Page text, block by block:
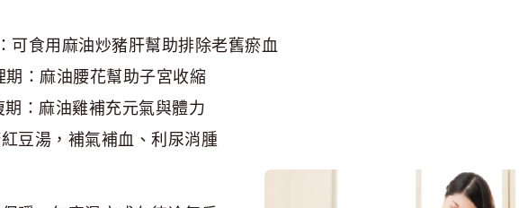
可食用麻油炒豬肝幫助排除老舊瘀血
：麻油腰花幫助子宮收縮
：麻油雞補充元氣與體力
豆湯，補氣補血、利尿消腫